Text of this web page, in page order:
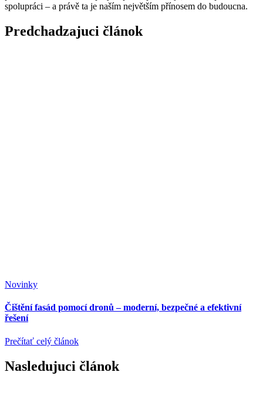
spolupráci – a právě ta je naším největším přínosem do budoucna.
Predchadzajuci článok
Novinky
Čištění fasád pomocí dronů – moderní, bezpečné a efektivní
řešení
Prečítať celý článok
Nasledujuci článok